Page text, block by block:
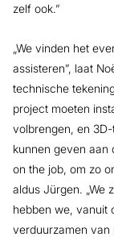
zelf ook.”
„We vinden het
assisteren”, laat
technische
project moeten
volbrengen, en
kunnen geven aan
on the job, om zo
aldus Jürgen. „We
hebben we, vanuit
verduurzamen van